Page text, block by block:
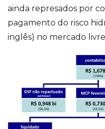
ainda represados por
pagamento do risco
inglês) no mercado